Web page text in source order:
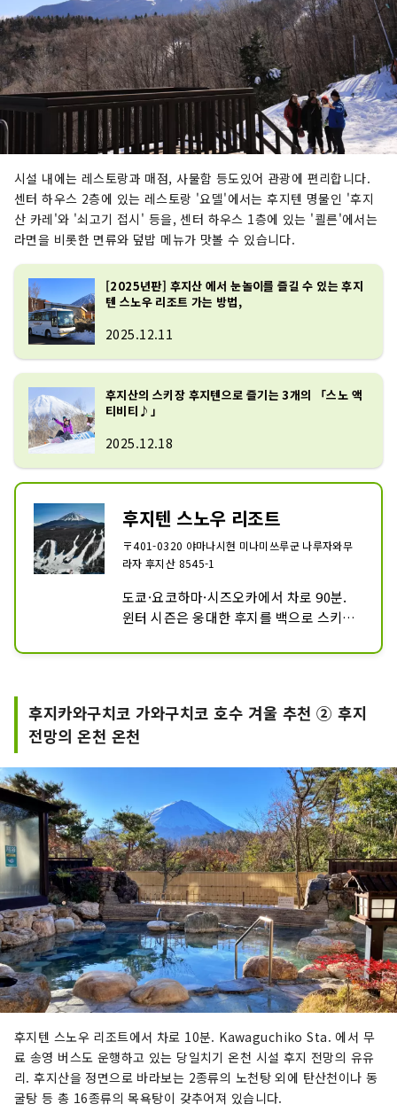
시설 내에는 레스토랑과 매점, 사물함 등도있어 관광에 편리합니다.
센터 하우스 2층에 있는 레스토랑 '요델'에서는 후지텐 명물인 '후지
산 카레'와 '쇠고기 접시' 등을, 센터 하우스 1층에 있는 '쾰른'에서는
라면을 비롯한 면류와 덮밥 메뉴가 맛볼 수 있습니다.
[2025년판] 후지산 에서 눈놀이를 즐길 수 있는 후지
텐 스노우 리조트 가는 방법,
2025.12.11
후지산의 스키장 후지텐으로 즐기는 3개의 「스노 액
티비티♪」
2025.12.18
후지텐 스노우 리조트
〒401-0320 야마나시현 미나미쓰루군 나루자와무
라자 후지산 8545-1
도쿄·요코하마·시즈오카에서 차로 90분.
윈터 시즌은 웅대한 후지를 백으로 스키,
초보자부터 상급자까지 즐길 수 있는 7개
매 놀이 전용의 “꼬마 사랑 랜드”는 초등학
생 이하의 아이가 있는 패밀리에 추천의 에
산악 자전거와 여름 게렌데, 마운틴 카트
등 각종 액티비티 외에 슬로프 BBQ 등 즐
거움이 가득한 고원 리조트입니다.
후지카와구치코 가와구치코 호수 겨울 추천 ② 후지
전망의 온천 온천
후지텐 스노우 리조트에서 차로 10분. Kawaguchiko Sta. 에서 무
료 송영 버스도 운행하고 있는 당일치기 온천 시설 후지 전망의 유유
리. 후지산을 정면으로 바라보는 2종류의 노천탕 외에 탄산천이나 동
굴탕 등 총 16종류의 목욕탕이 갖추어져 있습니다.